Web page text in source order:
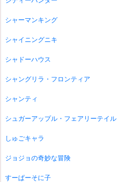
シャーマンキング
シャイニングニキ
シャドーハウス
シャングリラ・フロンティア
シャンティ
シュガーアップル・フェアリーテイル
しゅごキャラ
ジョジョの奇妙な冒険
すーぱーそに子